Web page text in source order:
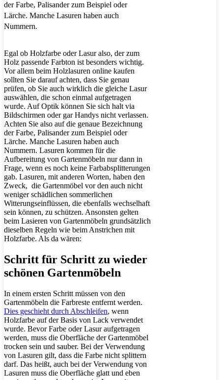
der Farbe, Palisander zum Beispiel oder
Lärche. Manche Lasuren haben auch
Nummern.
Egal ob Holzfarbe oder Lasur also, der zum
Holz passende Farbton ist besonders wichtig.
Vor allem beim Holzlasuren online kaufen
sollten Sie darauf achten, dass Sie genau
prüfen, ob Sie auch wirklich die gleiche Lasur
auswählen, die schon einmal aufgetragen
wurde. Auf Optik können Sie sich halt via
Bildschirmen oder gar Handys nicht verlassen.
Achten Sie also auf die genaue Bezeichnung
der Farbe, Palisander zum Beispiel oder
Lärche. Manche Lasuren haben auch
Nummern. Lasuren kommen für die
Aufbereitung von Gartenmöbeln nur dann in
Frage, wenn es noch keine Farbabsplitterungen
gab. Lasuren, mit anderen Worten, haben den
Zweck, die Gartenmöbel vor den auch nicht
weniger schädlichen sommerlichen
Witterungseinflüssen, die ebenfalls wechselhaft
sein können, zu schützen. Ansonsten gelten
beim Lasieren von Gartenmöbeln grundsätzlich
dieselben Regeln wie beim Anstrichen mit
Holzfarbe. Als da wären:
Schritt für Schritt zu wieder
schönen Gartenmöbeln
In einem ersten Schritt müssen von den
Gartenmöbeln die Farbreste entfernt werden.
Dies geschieht durch Abschleifen, wenn
Holzfarbe auf der Basis von Lack verwendet
wurde. Bevor Farbe oder Lasur aufgetragen
werden, muss die Oberfläche der Gartenmöbel
trocken sein und sauber. Bei der Verwendung
von Lasuren gilt, dass die Farbe nicht splittern
darf. Das heißt, auch bei der Verwendung von
Lasuren muss die Oberfläche glatt und eben